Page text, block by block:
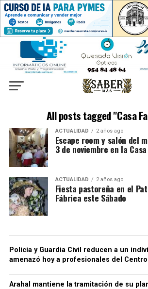
All posts tagged "Casa
ACTUALIDAD 2 años ago
Escape room y salón del
3 de noviembre en la
ACTUALIDAD 2 años ago
Fiesta pastoreña en el
Fábrica este Sábado
Policia y Guardia Civil reducen a un
amenazó hoy a profesionales del Centro
Arahal mantiene la tramitación de su